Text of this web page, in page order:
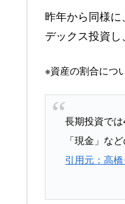
昨年から同様
デックス投資し、
※資産の割合につ
長期投資で
「現金」な
引用元：高